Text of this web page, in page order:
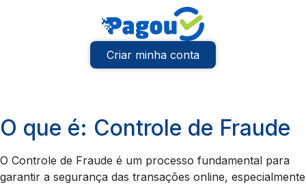
Criar minha conta
O que é: Controle de Fraude
O Controle de Fraude é um processo fundamental para
garantir a segurança das transações online, especialmente